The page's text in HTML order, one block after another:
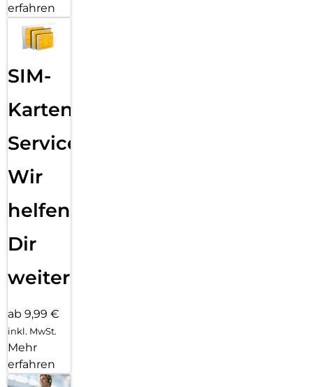
erfahren
SIM-
Karten
Service:
Wir
helfen
Dir
weiter
ab 9,99 €
inkl. MwSt.
Mehr
erfahren